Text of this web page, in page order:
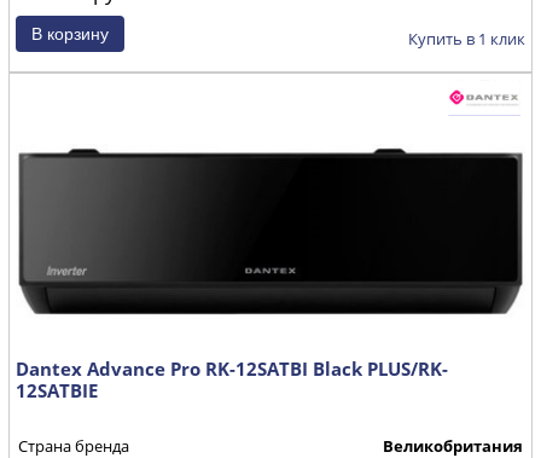
Купить в 1 клик
Dantex Advance Pro RK-12SATBI Black PLUS/RK-
12SATBIE
Страна бренда
Великобритания